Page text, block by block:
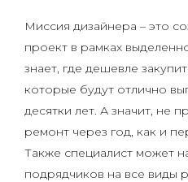
Миссия дизайнера – это
проект в рамках
знает, где дешевле
которые будут отлично
десятки лет. А значит, не
ремонт через год, как и
Также специалист может
подрядчиков на все виды